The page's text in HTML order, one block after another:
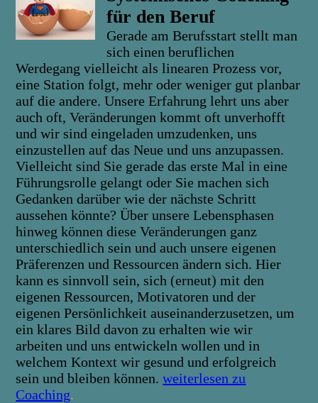
für den Beruf
Gerade am Berufsstart stellt man
sich einen beruflichen
Werdegang vielleicht als linearen Prozess vor,
eine Station folgt, mehr oder weniger gut planbar
auf die andere. Unsere Erfahrung lehrt uns aber
auch oft, Veränderungen kommt oft unverhofft
und wir sind eingeladen umzudenken, uns
einzustellen auf das Neue und uns anzupassen.
Vielleicht sind Sie gerade das erste Mal in eine
Führungsrolle gelangt oder Sie machen sich
Gedanken darüber wie der nächste Schritt
aussehen könnte? Über unsere Lebensphasen
hinweg können diese Veränderungen ganz
unterschiedlich sein und auch unsere eigenen
Präferenzen und Ressourcen ändern sich. Hier
kann es sinnvoll sein, sich (erneut) mit den
eigenen Ressourcen, Motivatoren und der
eigenen Persönlichkeit auseinanderzusetzen, um
ein klares Bild davon zu erhalten wie wir
arbeiten und uns entwickeln wollen und in
welchem Kontext wir gesund und erfolgreich
sein und bleiben können. weiterlesen zu
Coaching.